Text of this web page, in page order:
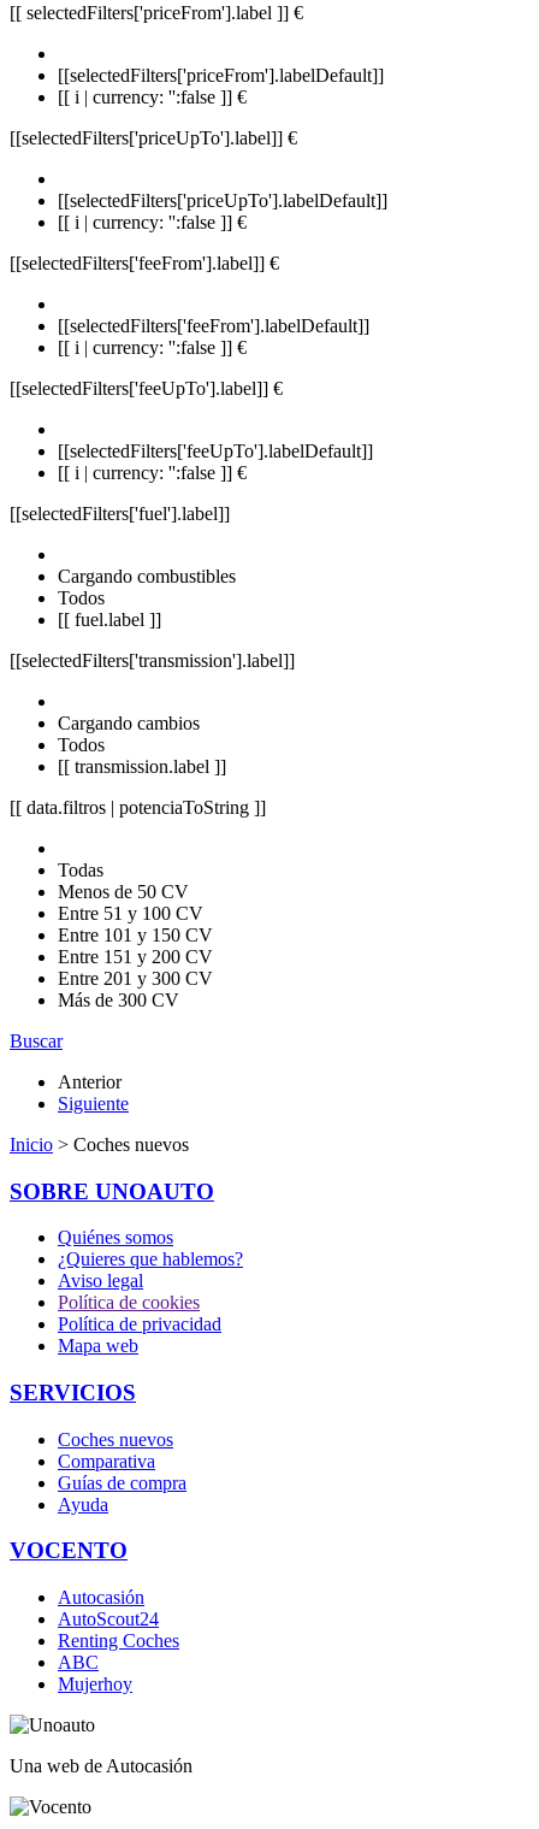
[[ selectedFilters['priceFrom'].label ]] €
[[selectedFilters['priceFrom'].labelDefault]]
[[ i | currency: '':false ]] €
[[selectedFilters['priceUpTo'].label]] €
[[selectedFilters['priceUpTo'].labelDefault]]
[[ i | currency: '':false ]] €
[[selectedFilters['feeFrom'].label]] €
[[selectedFilters['feeFrom'].labelDefault]]
[[ i | currency: '':false ]] €
[[selectedFilters['feeUpTo'].label]] €
[[selectedFilters['feeUpTo'].labelDefault]]
[[ i | currency: '':false ]] €
[[selectedFilters['fuel'].label]]
Cargando combustibles
Todos
[[ fuel.label ]]
[[selectedFilters['transmission'].label]]
Cargando cambios
Todos
[[ transmission.label ]]
[[ data.filtros | potenciaToString ]]
Todas
Menos de 50 CV
Entre 51 y 100 CV
Entre 101 y 150 CV
Entre 151 y 200 CV
Entre 201 y 300 CV
Más de 300 CV
Buscar
Anterior
Siguiente
Inicio > Coches nuevos
SOBRE UNOAUTO
Quiénes somos
¿Quieres que hablemos?
Aviso legal
Política de cookies
Política de privacidad
Mapa web
SERVICIOS
Coches nuevos
Comparativa
Guías de compra
Ayuda
VOCENTO
Autocasión
AutoScout24
Renting Coches
ABC
Mujerhoy
Una web de Autocasión